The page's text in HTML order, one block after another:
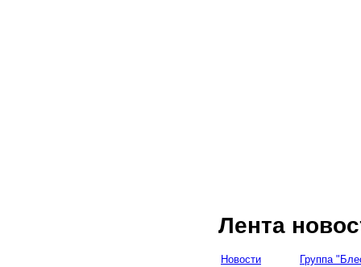
Лента
Новости
Группа